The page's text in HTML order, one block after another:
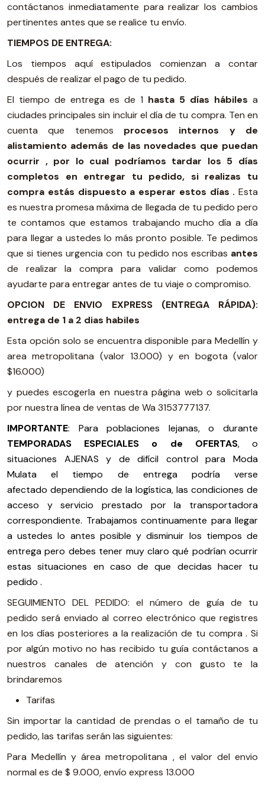
contáctanos inmediatamente para realizar los cambios
pertinentes antes que se realice tu envío.
TIEMPOS DE ENTREGA:
Los tiempos aquí estipulados comienzan a contar
después de realizar el pago de tu pedido.
El tiempo de entrega es de 1 hasta 5 días hábiles a
ciudades principales sin incluir el día de tu compra. Ten en
cuenta que tenemos procesos internos y de
alistamiento además de las novedades que puedan
ocurrir , por lo cual podríamos tardar los 5 días
completos en entregar tu pedido, si realizas tu
compra estás dispuesto a esperar estos días . Esta
es nuestra promesa máxima de llegada de tu pedido pero
te contamos que estamos trabajando mucho día a día
para llegar a ustedes lo más pronto posible. Te pedimos
que si tienes urgencia con tu pedido nos escribas antes
de realizar la compra para validar como podemos
ayudarte para entregar antes de tu viaje o compromiso.
OPCION DE ENVIO EXPRESS (ENTREGA RÁPIDA):
entrega de 1 a 2 dias habiles
Esta opción solo se encuentra disponible para Medellín y
area metropolitana (valor 13.000) y en bogota (valor
$16.000)
y puedes escogerla en nuestra página web o solicitarla
por nuestra línea de ventas de Wa 3153777137.
IMPORTANTE: Para poblaciones lejanas, o durante
TEMPORADAS ESPECIALES o de OFERTAS, o
situaciones AJENAS y de difícil control para Moda
Mulata el tiempo de entrega podría verse
afectado dependiendo de la logística, las condiciones de
acceso y servicio prestado por la transportadora
correspondiente. Trabajamos continuamente para llegar
a ustedes lo antes posible y disminuir los tiempos de
entrega pero debes tener muy claro qué podrían ocurrir
estas situaciones en caso de que decidas hacer tu
pedido .
SEGUIMIENTO DEL PEDIDO: el número de guía de tu
pedido será enviado al correo electrónico que registres
en los días posteriores a la realización de tu compra . Si
por algún motivo no has recibido tu guía contáctanos a
nuestros canales de atención y con gusto te la
brindaremos
Tarifas
Sin importar la cantidad de prendas o el tamaño de tu
pedido, las tarifas serán las siguientes:
Para Medellín y área metropolitana , el valor del envio
normal es de $ 9.000, envío express 13.000